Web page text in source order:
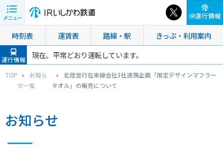
IR運行情報
時刻表 運賃表 路線・駅 きっぷ・利用案内
運行情報 現在、平常どおり運転しています。
TOP
お知ら
せ一覧
北陸並行在来線会社3社連携企画「限定デザインマフラー
タオル」の販売について
お知らせ